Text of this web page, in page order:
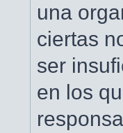
una
ciertas
ser
en los